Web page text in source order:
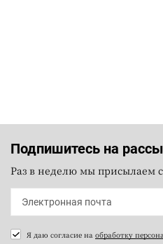
Подпишитесь на
Раз в неделю мы присылаем
Я даю согласие на обработку